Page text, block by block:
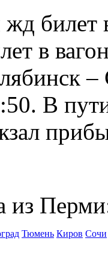
билет
в
В
из
Тюмень Киров Сочи